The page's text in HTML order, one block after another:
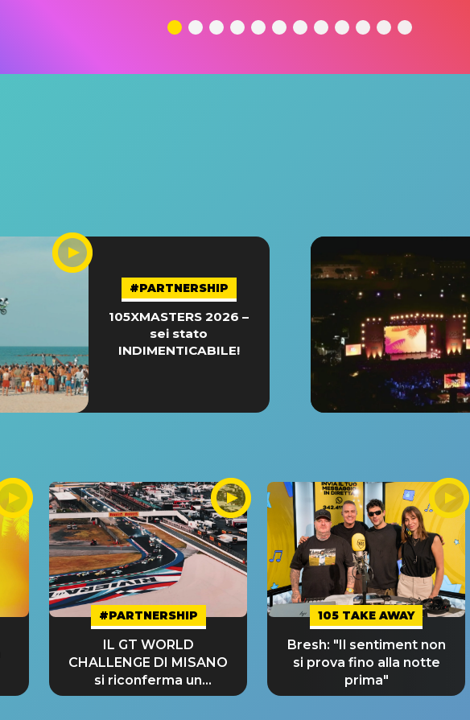
#PARTNERSHIP
105XMASTERS 2026 –
sei stato
INDIMENTICABILE!
#PARTNERSHIP
IL GT WORLD
CHALLENGE DI MISANO
si riconferma un
GRANDE SUCCESSO!
105 TAKE AWAY
Bresh: "Il sentiment non
si prova fino alla notte
prima"